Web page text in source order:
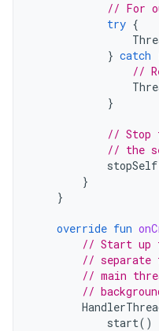
// For
try {
} catch
//
}
// Stop
// the
stopSelf
}
}
override fun
// Start up
// separate
// main
//
start()